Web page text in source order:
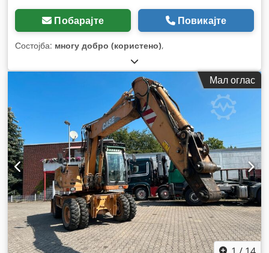
Побарајте Повикајте
Состојба: многу добро (користено),
Мал оглас